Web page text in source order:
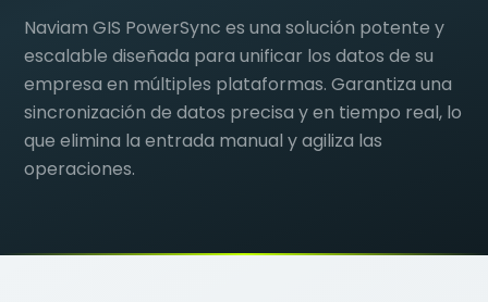
Naviam GIS PowerSync es una solución potente y
escalable diseñada para unificar los datos de su
empresa en múltiples plataformas. Garantiza una
sincronización de datos precisa y en tiempo real, lo
que elimina la entrada manual y agiliza las
operaciones.